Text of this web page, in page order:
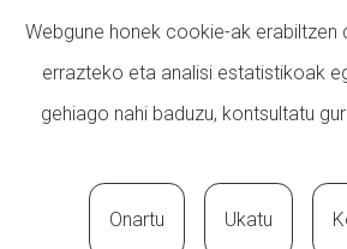
Webgune honek cookie-ak erabiltzen
errazteko eta analisi estatistikoak
gehiago nahi baduzu, kontsultatu
Onartu Ukatu